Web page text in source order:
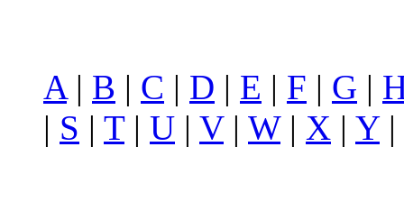
A | B | C | D | E | F | G |
| S | T| U | V| W| X | Y|